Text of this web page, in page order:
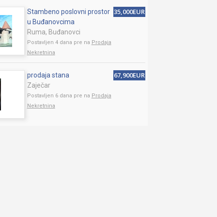
Stambeno poslovni prostor
u Buđanovcima
Ruma, Buđanovci
Postavljen 4 dana pre na Prodaja
Nekretnina
35,000EUR
prodaja stana
Zaječar
Postavljen 6 dana pre na Prodaja
Nekretnina
67,900EUR